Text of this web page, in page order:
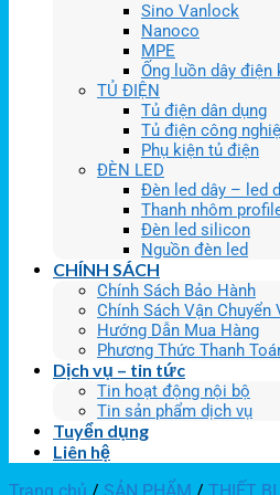
Sino Vanlock
Nanoco
MPE
Ống luồn dây điện
TỦ ĐIỆN
Tủ điện dân dụng
Tủ điện công
Phụ kiện tủ điện
ĐÈN LED
Đèn led dây – led
Thanh nhôm
Đèn led silicon
Nguồn đèn led
CHÍNH SÁCH
Chính Sách Bảo Hành
Chính Sách Vận Chuyển
Hướng Dẫn Mua Hàng
Phương Thức Thanh
Dịch vụ – tin tức
Tin hoạt động nội bộ
Tin sản phẩm dịch vụ
Tuyển dụng
Liên hệ